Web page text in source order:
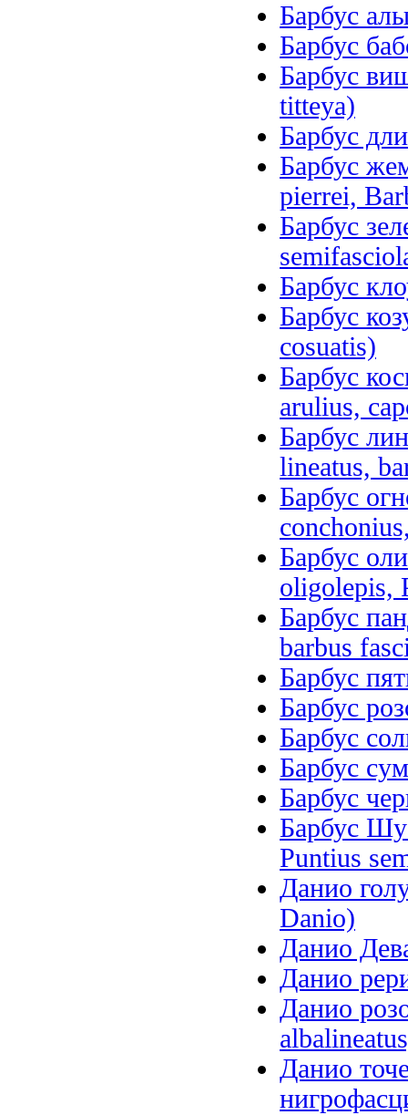
Барбус
Барбус
Барбус
titteya)
Барбус
Барбус
pierrei,
Барбус
Барбус
Барбус
cosuatis)
Барбус
arulius,
Барбус
lineatus,
Барбус
Барбус
oligolepis,
Барбус
barbus
Барбус
Барбус
Барбус
Барбус
Барбус
Барбус
Puntius
Данио
Danio)
Данио
Данио
Данио
Данио